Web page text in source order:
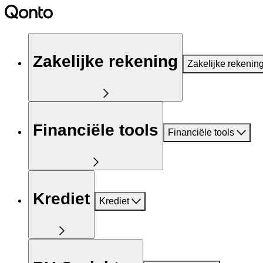
Zakelijke rekening Zakelijke
Financiële tools Financiële tools
Krediet Krediet